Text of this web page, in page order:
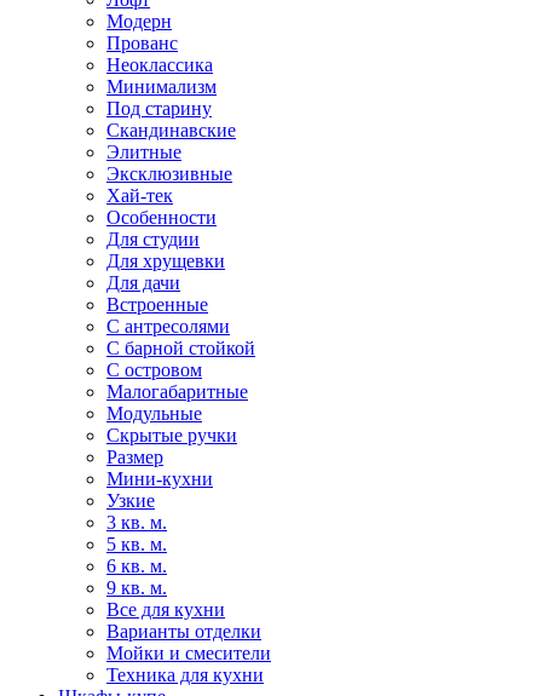
Модерн
Прованс
Неоклассика
Минимализм
Под старину
Скандинавские
Элитные
Эксклюзивные
Хай-тек
Особенности
Для студии
Для хрущевки
Для дачи
Встроенные
С антресолями
С барной стойкой
С островом
Малогабаритные
Модульные
Скрытые ручки
Размер
Мини-кухни
Узкие
3 кв. м.
5 кв. м.
6 кв. м.
9 кв. м.
Все для кухни
Варианты отделки
Мойки и смесители
Техника для кухни